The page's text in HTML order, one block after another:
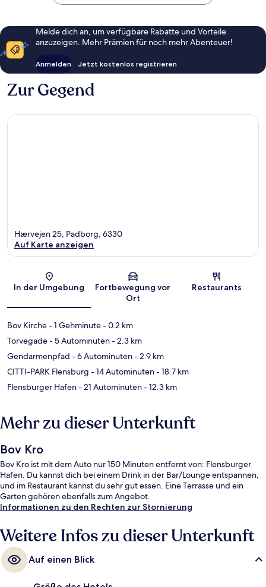
Melde dich an, um verfügbare Rabatte und Vorteile
anzuzeigen. Mehr Prämien für noch mehr Abenteuer!
Anmelden Jetzt kostenlos registrieren
Zur Gegend
Karte
Hærvejen 25, Padborg, 6330
Auf Karte anzeigen
In der Umgebung
Fortbewegung vor
Ort
Restaurants
Bov Kirche- 1 Gehminute- 0.2 km
Torvegade- 5 Autominuten- 2.3 km
Gendarmenpfad - 6 Autominuten- 2.9 km
CITTI-PARK Flensburg - 14 Autominuten- 18.7 km
Flensburger Hafen- 21 Autominuten- 12.3 km
Mehr zu dieser Unterkunft
Bov Kro
Bov Kro ist mit dem Auto nur 150 Minuten entfernt von: Flensburger
Hafen. Du kannst dich bei einem Drink in der Bar/Lounge entspannen,
und im Restaurant kannst du sehr gut essen. Eine Terrasse und ein
Garten gehören ebenfalls zum Angebot.
Informationen zu den Rechten zur Stornierung
Weitere Infos zu dieser Unterkunft
Auf einen Blick